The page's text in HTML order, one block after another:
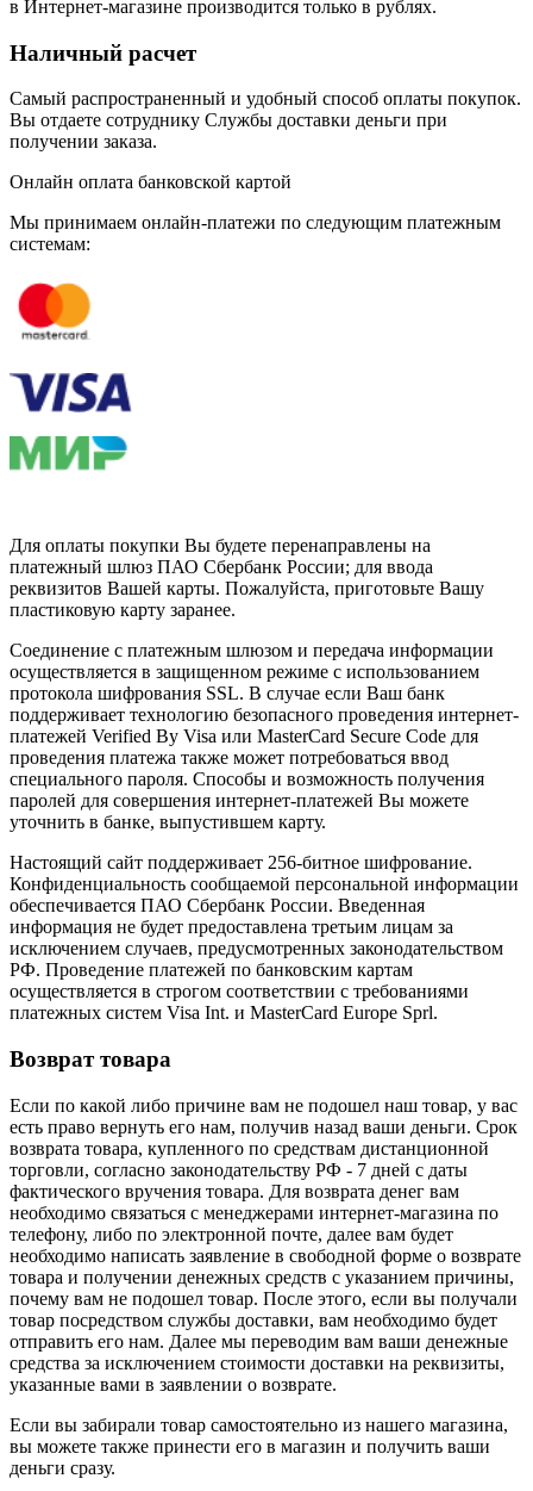
в Интернет-магазине производится только в рублях.
Наличный расчет
Самый распространенный и удобный способ оплаты покупок.
Вы отдаете сотруднику Службы доставки деньги при
получении заказа.
Онлайн оплата банковской картой
Мы принимаем онлайн-платежи по cледующим платежным
системам:
Для оплаты покупки Вы будете перенаправлены на
платежный шлюз ПАО Сбербанк России; для ввода
реквизитов Вашей карты. Пожалуйста, приготовьте Вашу
пластиковую карту заранее.
Соединение с платежным шлюзом и передача информации
осуществляется в защищенном режиме с использованием
протокола шифрования SSL. В случае если Ваш банк
поддерживает технологию безопасного проведения интернет-
платежей Verified By Visa или MasterCard Secure Code для
проведения платежа также может потребоваться ввод
специального пароля. Способы и возможность получения
паролей для совершения интернет-платежей Вы можете
уточнить в банке, выпустившем карту.
Настоящий сайт поддерживает 256-битное шифрование.
Конфиденциальность сообщаемой персональной информации
обеспечивается ПАО Сбербанк России. Введенная
информация не будет предоставлена третьим лицам за
исключением случаев, предусмотренных законодательством
РФ. Проведение платежей по банковским картам
осуществляется в строгом соответствии с требованиями
платежных систем Visa Int. и MasterCard Europe Sprl.
Возврат товара
Если по какой либо причине вам не подошел наш товар, у вас
есть право вернуть его нам, получив назад ваши деньги. Срок
возврата товара, купленного по средствам дистанционной
торговли, согласно законодательству РФ - 7 дней с даты
фактического вручения товара. Для возврата денег вам
необходимо связаться с менеджерами интернет-магазина по
телефону, либо по электронной почте, далее вам будет
необходимо написать заявление в свободной форме о возврате
товара и получении денежных средств с указанием причины,
почему вам не подошел товар. После этого, если вы получали
товар посредством службы доставки, вам необходимо будет
отправить его нам. Далее мы переводим вам ваши денежные
средства за исключением стоимости доставки на реквизиты,
указанные вами в заявлении о возврате.
Если вы забирали товар самостоятельно из нашего магазина,
вы можете также принести его в магазин и получить ваши
деньги сразу.